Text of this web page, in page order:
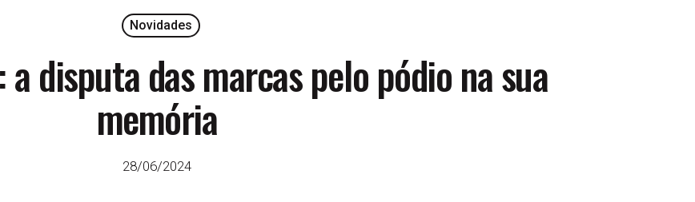
Novidades
disputa das marcas pelo pódio na sua
memória
28/06/2024